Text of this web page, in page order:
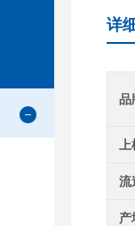
详
品
流
产